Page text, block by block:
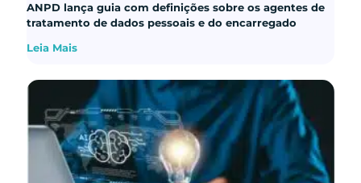
ANPD lança guia com definições sobre os agentes de
tratamento de dados pessoais e do encarregado
Leia Mais